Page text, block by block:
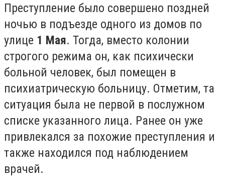
Преступление было совершено поздней
ночью в подъезде одного из домов по
улице 1 Мая. Тогда, вместо колонии
строгого режима он, как психически
больной человек, был помещен в
психиатрическую больницу. Отметим, та
ситуация была не первой в послужном
списке указанного лица. Ранее он уже
привлекался за похожие преступления и
также находился под наблюдением
врачей.